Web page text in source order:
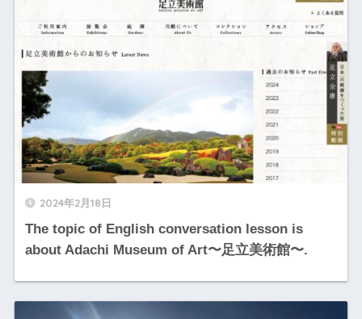
2024年2月18日
The topic of English conversation lesson is
about Adachi Museum of Art〜足立美術館〜.